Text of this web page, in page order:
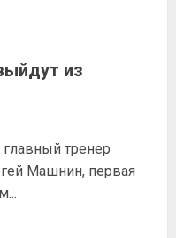
из
тренер
Машнин, первая